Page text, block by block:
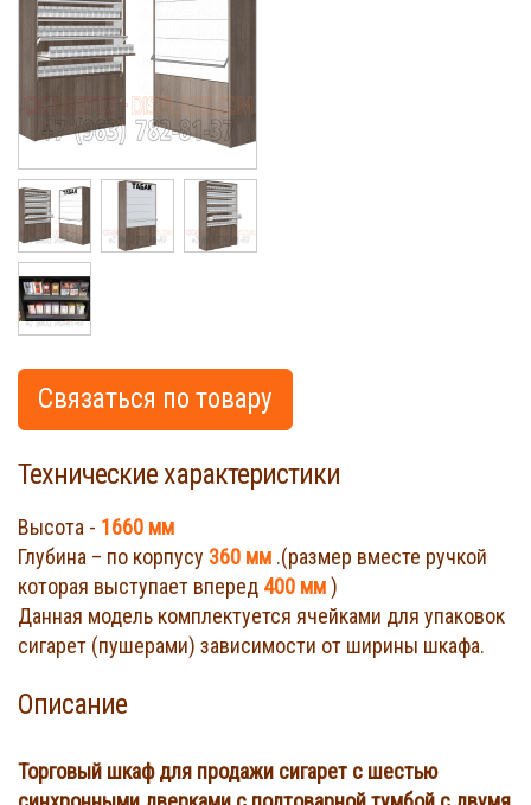
Cigarette
Связаться по товару
Технические характеристики
Высота - 1660 мм
Глубина – по корпусу 360 мм .(размер вместе ручкой
которая выступает вперед 400 мм)
Данная модель комплектуется ячейками для упаковок
сигарет (пушерами) зависимости от ширины шкафа.
Описание
Торговый шкаф для продажи сигарет с шестью